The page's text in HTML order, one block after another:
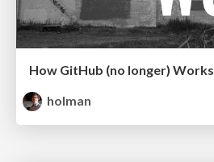
How GitHub (no longer) Works
holman